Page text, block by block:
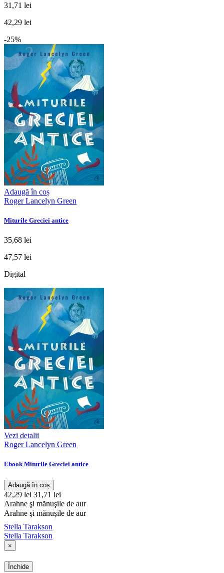
31,71 lei
42,29 lei
-25%
Adaugă în coș
Roger Lancelyn Green
Miturile Greciei antice
35,68 lei
47,57 lei
Digital
Vezi detalii
Roger Lancelyn Green
Ebook Miturile Greciei antice
Adaugă în coș
42,29 lei 31,71 lei
Arahne şi mănuşile de aur
Arahne şi mănuşile de aur
Stella Tarakson
Stella Tarakson
×
Închide